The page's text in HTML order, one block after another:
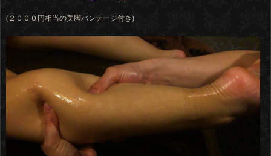
(２０００円相当の美脚バンテージ付き)